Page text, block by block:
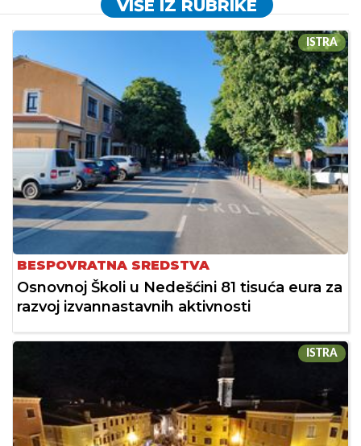
VIŠE IZ RUBRIKE
ISTRA
BESPOVRATNA SREDSTVA
Osnovnoj Školi u Nedešćini 81 tisuća eura za
razvoj izvannastavnih aktivnosti
ISTRA